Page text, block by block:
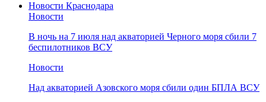
Новости Краснодара
Новости
В ночь на 7 июля над акваторией Черного моря сбили 7
беспилотников ВСУ
Новости
Над акваторией Азовского моря сбили один БПЛА ВСУ